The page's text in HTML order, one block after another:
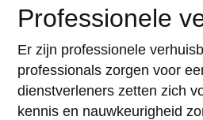
Professionele
Er zijn professionele
professionals zorgen voor
dienstverleners zetten zich
kennis en nauwkeurigheid